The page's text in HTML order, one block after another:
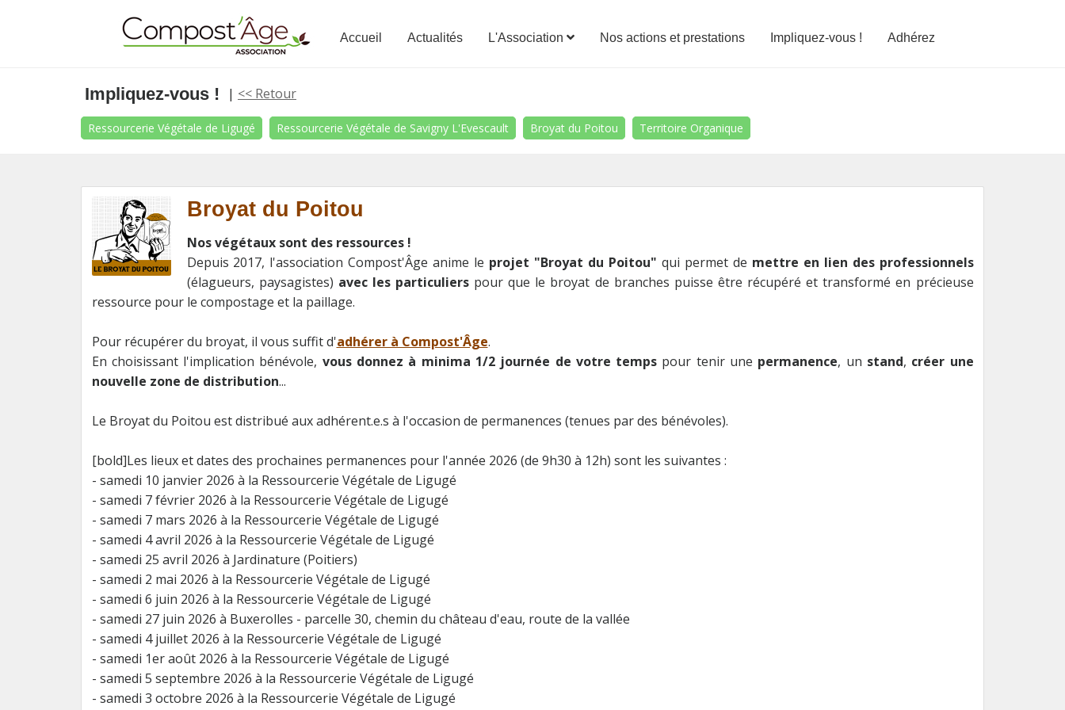
Accueil Actualités L'Association Nos actions et prestations Impliquez-vous ! Adhérez
Impliquez-vous ! | << Retour
Ressourcerie Végétale de Ligugé Ressourcerie Végétale de Savigny L'Evescault Broyat du Poitou Territoire Organique
Broyat du Poitou
Nos végétaux sont des ressources !
Depuis 2017, l'association Compost'Âge anime le projet "Broyat du Poitou" qui permet de mettre en lien des professionnels
(élagueurs, paysagistes) avec les particuliers pour que le broyat de branches puisse être récupéré et transformé en précieuse
ressource pour le compostage et la paillage.
Pour récupérer du broyat, il vous suffit d'adhérer à Compost'Âge.
En choisissant l'implication bénévole, vous donnez à minima 1/2 journée de votre temps pour tenir une permanence, un stand, créer une
nouvelle zone de distribution...
Le Broyat du Poitou est distribué aux adhérent.e.s à l'occasion de permanences (tenues par des bénévoles).
[bold]Les lieux et dates des prochaines permanences pour l'année 2026 (de 9h30 à 12h) sont les suivantes :
- samedi 10 janvier 2026 à la Ressourcerie Végétale de Ligugé
- samedi 7 février 2026 à la Ressourcerie Végétale de Ligugé
- samedi 7 mars 2026 à la Ressourcerie Végétale de Ligugé
- samedi 4 avril 2026 à la Ressourcerie Végétale de Ligugé
- samedi 25 avril 2026 à Jardinature (Poitiers)
- samedi 2 mai 2026 à la Ressourcerie Végétale de Ligugé
- samedi 6 juin 2026 à la Ressourcerie Végétale de Ligugé
- samedi 27 juin 2026 à Buxerolles - parcelle 30, chemin du château d'eau, route de la vallée
- samedi 4 juillet 2026 à la Ressourcerie Végétale de Ligugé
- samedi 1er août 2026 à la Ressourcerie Végétale de Ligugé
- samedi 5 septembre 2026 à la Ressourcerie Végétale de Ligugé
- samedi 3 octobre 2026 à la Ressourcerie Végétale de Ligugé